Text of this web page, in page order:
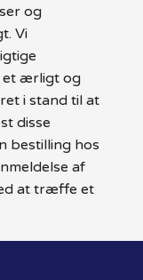
og
Vi
et ærligt og
i stand til at
disse
bestilling hos
af
at træffe et